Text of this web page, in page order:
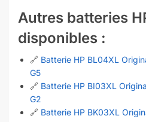
Autres batteries
disponibles :
🔗 Batterie HP BL04XL
G5
🔗 Batterie HP BI03XL
G2
🔗 Batterie HP BK03XL